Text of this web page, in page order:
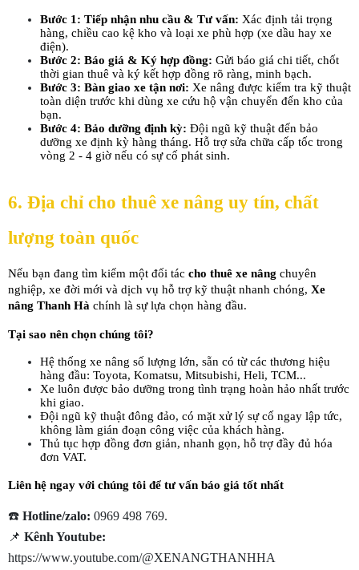
Bước 1: Tiếp nhận nhu cầu & Tư vấn: Xác định tải trọng
hàng, chiều cao kệ kho và loại xe phù hợp (xe dầu hay xe
điện).
Bước 2: Báo giá & Ký hợp đồng: Gửi báo giá chi tiết, chốt
thời gian thuê và ký kết hợp đồng rõ ràng, minh bạch.
Bước 3: Bàn giao xe tận nơi: Xe nâng được kiểm tra kỹ thuật
toàn diện trước khi dùng xe cứu hộ vận chuyển đến kho của
bạn.
Bước 4: Bảo dưỡng định kỳ: Đội ngũ kỹ thuật đến bảo
dưỡng xe định kỳ hàng tháng. Hỗ trợ sửa chữa cấp tốc trong
vòng 2 - 4 giờ nếu có sự cố phát sinh.
6. Địa chỉ cho thuê xe nâng uy tín, chất
lượng toàn quốc
Nếu bạn đang tìm kiếm một đối tác cho thuê xe nâng chuyên
nghiệp, xe đời mới và dịch vụ hỗ trợ kỹ thuật nhanh chóng, Xe
nâng Thanh Hà chính là sự lựa chọn hàng đầu.
Tại sao nên chọn chúng tôi?
Hệ thống xe nâng số lượng lớn, sẵn có từ các thương hiệu
hàng đầu: Toyota, Komatsu, Mitsubishi, Heli, TCM...
Xe luôn được bảo dưỡng trong tình trạng hoàn hảo nhất trước
khi giao.
Đội ngũ kỹ thuật đông đảo, có mặt xử lý sự cố ngay lập tức,
không làm gián đoạn công việc của khách hàng.
Thủ tục hợp đồng đơn giản, nhanh gọn, hỗ trợ đầy đủ hóa
đơn VAT.
Liên hệ ngay với chúng tôi để tư vấn báo giá tốt nhất
☎️ Hotline/zalo: 0969 498 769.
📌 Kênh Youtube:
https://www.youtube.com/@XENANGTHANHHA